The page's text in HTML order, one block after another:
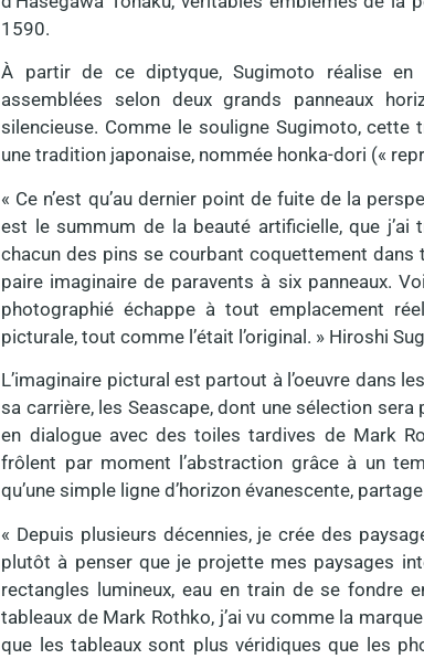
1590.
À partir de ce diptyque, Sugimoto réalise en
assemblées selon deux grands panneaux
silencieuse. Comme le souligne Sugimoto,
une tradition japonaise, nommée honka-dori («
« Ce n’est qu’au dernier point de fuite de la
est le summum de la beauté artificielle, que j’ai
chacun des pins se courbant coquettement dans
paire imaginaire de paravents à six panneaux.
photographié échappe à tout emplacement
picturale, tout comme l’était l’original. » Hiroshi
L’imaginaire pictural est partout à l’oeuvre dans
sa carrière, les Seascape, dont une sélection
en dialogue avec des toiles tardives de Mark
frôlent par moment l’abstraction grâce à un
qu’une simple ligne d’horizon évanescente,
« Depuis plusieurs décennies, je crée des
plutôt à penser que je projette mes paysages
rectangles lumineux, eau en train de se fondre
tableaux de Mark Rothko, j’ai vu comme la
que les tableaux sont plus véridiques que les